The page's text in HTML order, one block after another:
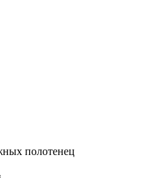
полотенец